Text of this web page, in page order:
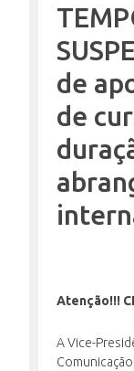
CURSOS
DOCUMENTOS
ALUNOS
DOCENTES
INSCRIÇÃO E
de
de
Atenção!!!
A Vice-